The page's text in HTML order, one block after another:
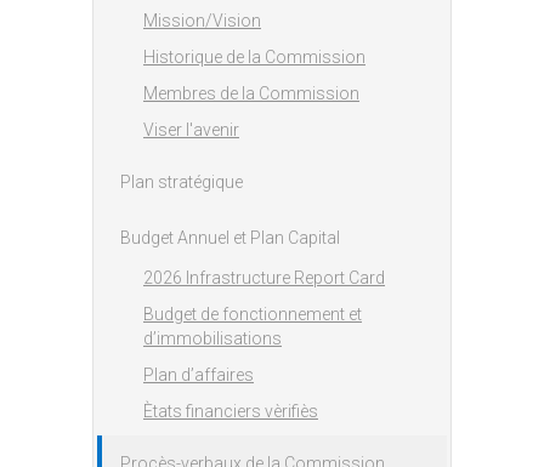
Mission/Vision
Historique de la Commission
Membres de la Commission
Viser l'avenir
Plan stratégique
Budget Annuel et Plan Capital
2026 Infrastructure Report Card
Budget de fonctionnement et
d’immobilisations
Plan d’affaires
Ètats financiers vèrifiès